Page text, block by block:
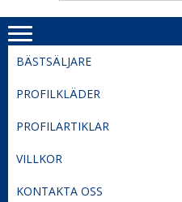
BÄSTSÄLJARE
PROFILKLÄDER
PROFILARTIKLAR
VILLKOR
KONTAKTA OSS